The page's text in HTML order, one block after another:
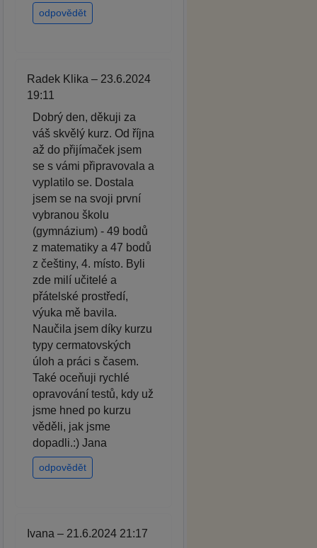
odpovědět
Radek Klika – 23.6.2024
19:11
Dobrý den, děkuji za
váš skvělý kurz. Od října
až do přijímaček jsem
se s vámi připravovala a
vyplatilo se. Dostala
jsem se na svoji první
vybranou školu
(gymnázium) - 49 bodů
z matematiky a 47 bodů
z češtiny, 4. místo. Byli
zde milí učitelé a
přátelské prostředí,
výuka mě bavila.
Naučila jsem díky kurzu
typy cermatovských
úloh a práci s časem.
Také oceňuji rychlé
opravování testů, kdy už
jsme hned po kurzu
věděli, jak jsme
dopadli.:) Jana
odpovědět
Ivana – 21.6.2024 21:17